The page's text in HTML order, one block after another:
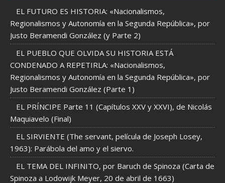
EL FUTURO ES HISTORIA: «Nacionalismos,
Regionalismos y Autonomía en la Segunda República», por
Justo Beramendi González (y Parte 2)
EL PUEBLO QUE OLVIDA SU HISTORIA ESTÁ
CONDENADO A REPETIRLA: «Nacionalismos,
Regionalismos y Autonomía en la Segunda República», por
Justo Beramendi González (Parte 1)
EL PRÍNCIPE Parte 11 (Capítulos XXV y XXVI), de Nicolás
Maquiavelo (Final)
EL SIRVIENTE (The servant, película de Joseph Losey,
1963): Parábola del amo y el siervo.
EL TEMA DEL INFINITO, por Baruch de Spinoza (Carta de
Spinoza a Lodowijk Meyer, 20 de abril de 1663)